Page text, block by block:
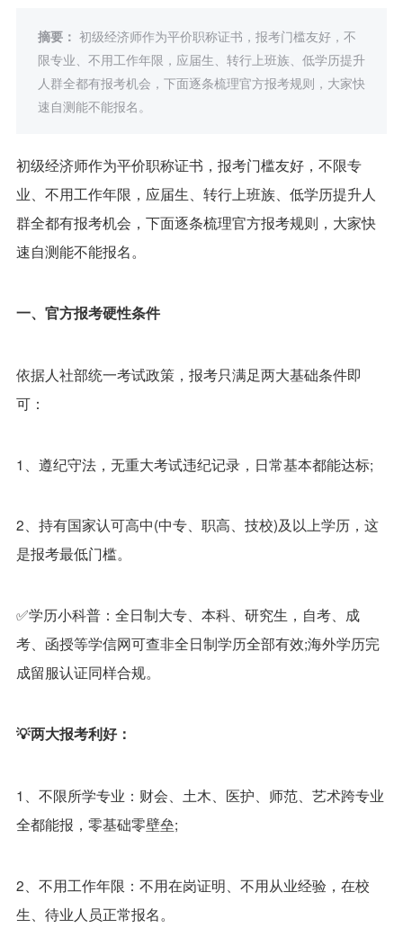
摘要： 初级经济师作为平价职称证书，报考门槛友好，不
限专业、不用工作年限，应届生、转行上班族、低学历提升
人群全都有报考机会，下面逐条梳理官方报考规则，大家快
速自测能不能报名。
初级经济师作为平价职称证书，报考门槛友好，不限专
业、不用工作年限，应届生、转行上班族、低学历提升人
群全都有报考机会，下面逐条梳理官方报考规则，大家快
速自测能不能报名。
一、官方报考硬性条件
依据人社部统一考试政策，报考只满足两大基础条件即
可：
1、遵纪守法，无重大考试违纪记录，日常基本都能达标;
2、持有国家认可高中(中专、职高、技校)及以上学历，这
是报考最低门槛。
✅学历小科普：全日制大专、本科、研究生，自考、成
考、函授等学信网可查非全日制学历全部有效;海外学历完
成留服认证同样合规。
💡两大报考利好：
1、不限所学专业：财会、土木、医护、师范、艺术跨专业
全都能报，零基础零壁垒;
2、不用工作年限：不用在岗证明、不用从业经验，在校
生、待业人员正常报名。